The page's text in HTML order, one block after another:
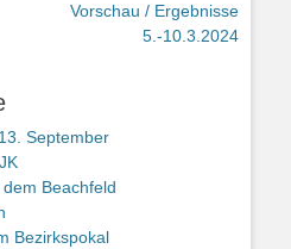
NächsterVorschau / Ergebnisse
5.-10.3.2024
September
Beachfeld
Bezirkspokal